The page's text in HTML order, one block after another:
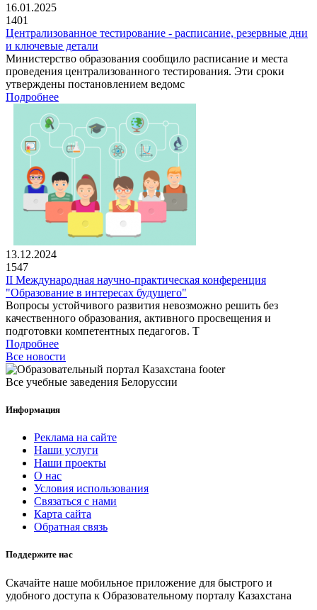
16.01.2025
1401
Централизованное тестирование - расписание, резервные дни
и ключевые детали
Министерство образования сообщило расписание и места
проведения централизованного тестирования. Эти сроки
утверждены постановлением ведомс
Подробнее
13.12.2024
1547
II Международная научно-практическая конференция
"Образование в интересах будущего"
Вопросы устойчивого развития невозможно решить без
качественного образования, активного просвещения и
подготовки компетентных педагогов. Т
Подробнее
Все новости
Все учебные заведения Белоруссии
Информация
Реклама на сайте
Наши услуги
Наши проекты
О нас
Условия использования
Связаться с нами
Карта сайта
Обратная связь
Поддержите нас
Скачайте наше мобильное приложение для быстрого и
удобного доступа к Образовательному порталу Казахстана